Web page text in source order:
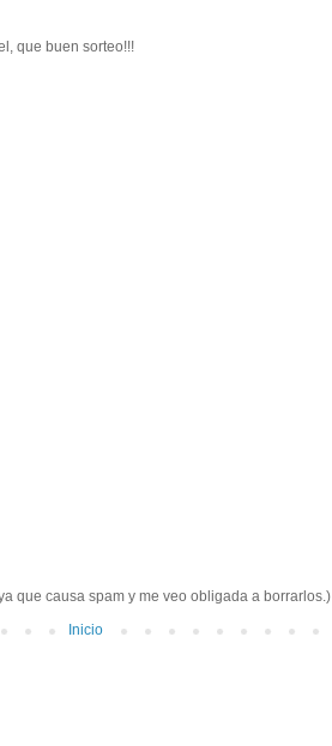
que buen sorteo!!!
que causa spam y me veo obligada a borrarlos.)
Inicio